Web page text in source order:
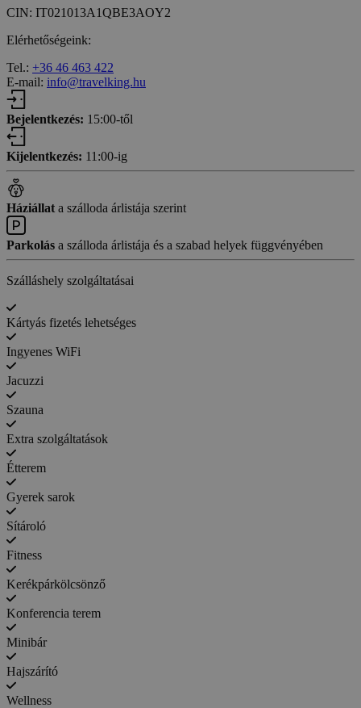
CIN: IT021013A1QBE3AOY2
Elérhetőségeink:
Tel.: +36 46 463 422
E-mail: info@travelking.hu
Bejelentkezés: 15:00-től
Kijelentkezés: 11:00-ig
Háziállat a szálloda árlistája szerint
Parkolás a szálloda árlistája és a szabad helyek függvényében
Szálláshely szolgáltatásai
Kártyás fizetés lehetséges
Ingyenes WiFi
Jacuzzi
Szauna
Extra szolgáltatások
Étterem
Gyerek sarok
Sítároló
Fitness
Kerékpárkölcsönző
Konferencia terem
Minibár
Hajszárító
Wellness